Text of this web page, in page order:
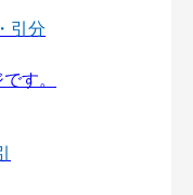
引分